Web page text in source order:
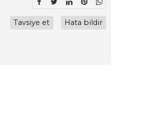
Tavsiye et Hata bildir